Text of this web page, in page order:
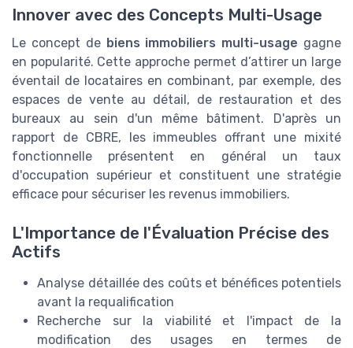
Innover avec des Concepts Multi-Usage
Le concept de biens immobiliers multi-usage gagne
en popularité. Cette approche permet d’attirer un large
éventail de locataires en combinant, par exemple, des
espaces de vente au détail, de restauration et des
bureaux au sein d'un même bâtiment. D'après un
rapport de CBRE, les immeubles offrant une mixité
fonctionnelle présentent en général un taux
d'occupation supérieur et constituent une stratégie
efficace pour sécuriser les revenus immobiliers.
L'Importance de l'Évaluation Précise des
Actifs
Analyse détaillée des coûts et bénéfices potentiels
avant la requalification
Recherche sur la viabilité et l'impact de la
modification des usages en termes de